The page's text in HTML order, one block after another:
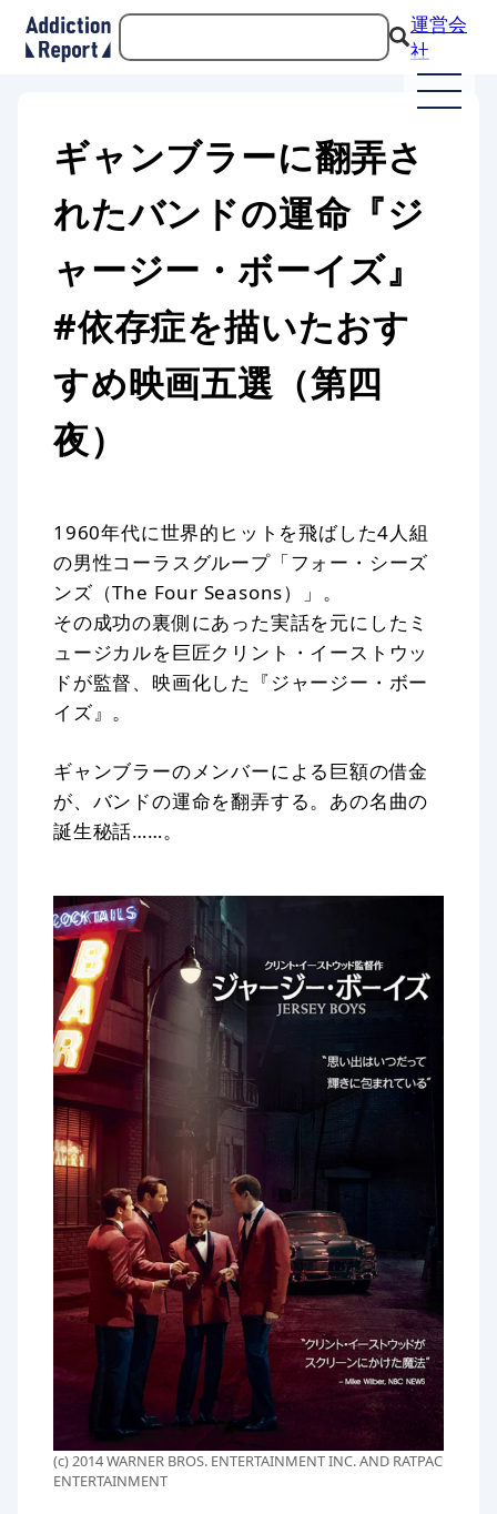
運営会
社
ギャンブラーに翻弄さ
れたバンドの運命『ジ
ャージー・ボーイズ』
#依存症を描いたおす
すめ映画五選（第四
夜）
1960年代に世界的ヒットを飛ばした4人組
の男性コーラスグループ「フォー・シーズ
ンズ（The Four Seasons）」。
その成功の裏側にあった実話を元にしたミ
ュージカルを巨匠クリント・イーストウッ
ドが監督、映画化した『ジャージー・ボー
イズ』。
ギャンブラーのメンバーによる巨額の借金
が、バンドの運命を翻弄する。あの名曲の
誕生秘話……。
(c) 2014 WARNER BROS. ENTERTAINMENT INC. AND RATPAC
ENTERTAINMENT